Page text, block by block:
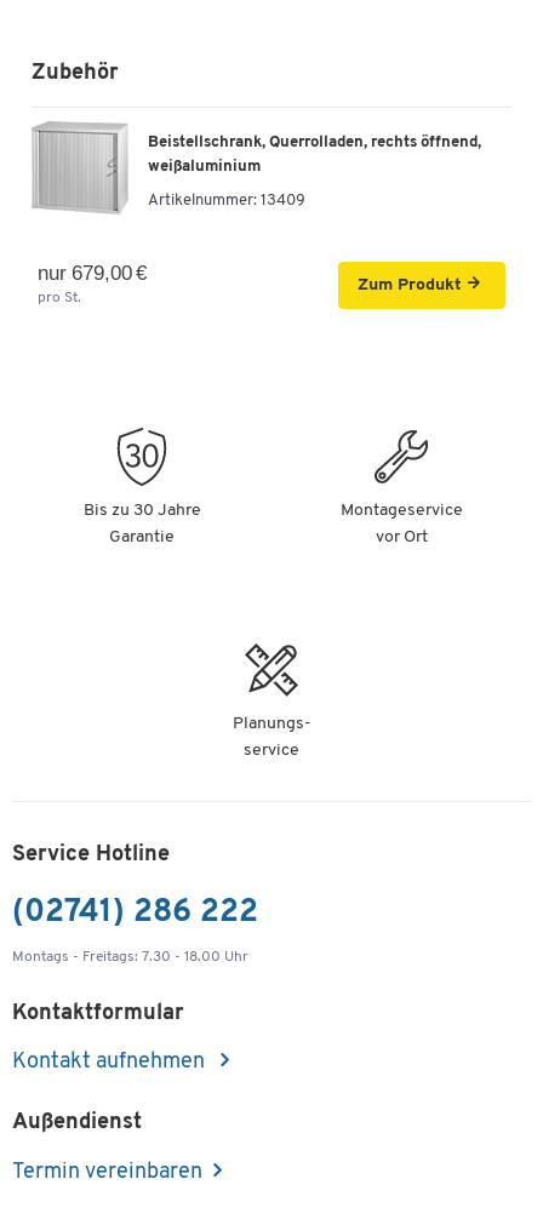
Zubehör
Beistellschrank, Querrolladen, rechts öffnend,
weißaluminium
Artikelnummer: 13409
nur 679,00 €
pro St.
Zum Produkt
Bis zu 30 Jahre
Garantie
Montageservice
vor Ort
Planungs-
service
Service Hotline
(02741) 286 222
Montags - Freitags: 7.30 - 18.00 Uhr
Kontaktformular
Kontakt aufnehmen
Außendienst
Termin vereinbaren